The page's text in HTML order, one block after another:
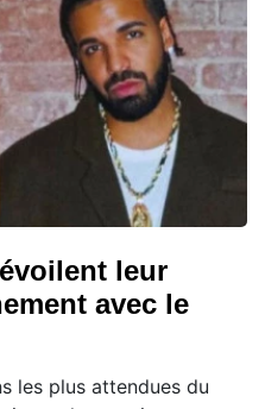
leur
avec le
les plus attendues du